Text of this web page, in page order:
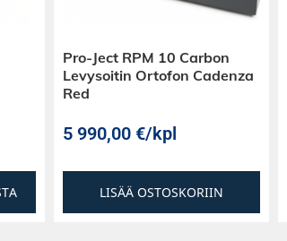
kuitenkin
vähän
Pro-Ject RPM 10 Carbon
Levysoitin Ortofon Cadenza
Red
5 990,00 €/kpl
LISÄÄ OSTOSKORIIN